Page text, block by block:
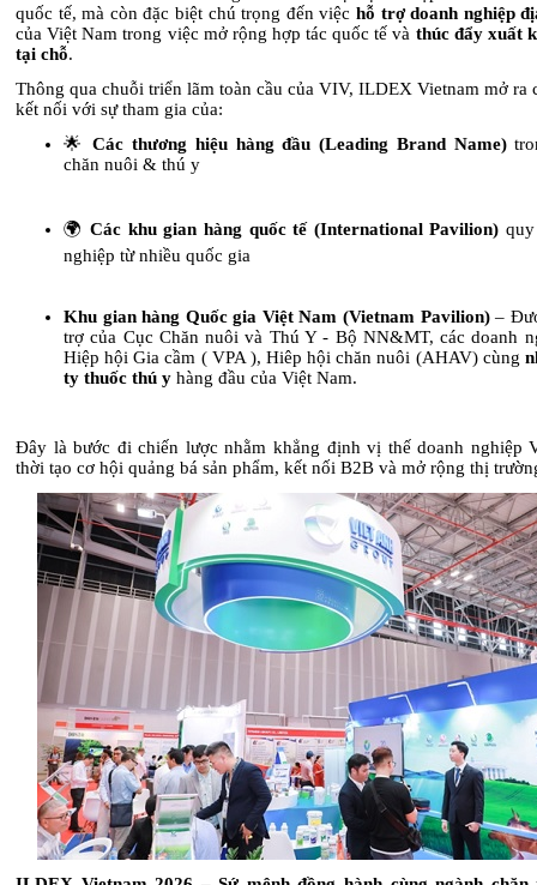
quốc tế, mà còn đặc biệt chú trọng đến việc hỗ trợ doanh nghiệp
của Việt Nam trong việc mở rộng hợp tác quốc tế và thúc đẩy xuất
tại chỗ.
Thông qua chuỗi triển lãm toàn cầu của VIV, ILDEX Vietnam mở ra
kết nối với sự tham gia của:
🌟
Các thương hiệu hàng đầu (Leading Brand Name)
chăn nuôi & thú y
🌍 Các khu gian hàng quốc tế (International Pavilion)
nghiệp từ nhiều quốc gia
Khu gian hàng Quốc gia Việt Nam (Vietnam Pavilion)–
trợ của Cục Chăn nuôi và Thú Y - Bộ NN&MT, các doanh
Hiệp hội Gia cầm ( VPA ), Hiêp hội chăn nuôi (AHAV) cùng
ty thuốc thú y hàng đầu của Việt Nam.
Đây là bước đi chiến lược nhằm khẳng định vị thế doanh nghiệp
thời tạo cơ hội quảng bá sản phẩm, kết nối B2B và mở rộng thị